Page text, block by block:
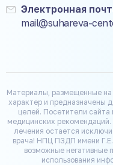
Электронная
mail@suhareva-
Материалы, размещенные на
характер и предназначены
целей. Посетители сайта
медицинских
лечения остается
врача! НПЦ ПЗДП имени
возможные негативные
использования